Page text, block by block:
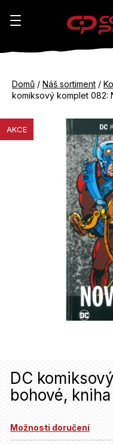
Domů / Náš sortiment /
komiksový komplet 082:
DC
bohové, kniha
Možnosti doručení
AKCE
K
k
do
do
C
o
n
a
í